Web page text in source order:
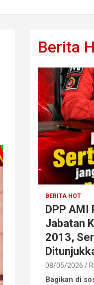
Berita
BERITA HOT
DPP
Jabatan
2013,
08/05/2026
Bagikan di